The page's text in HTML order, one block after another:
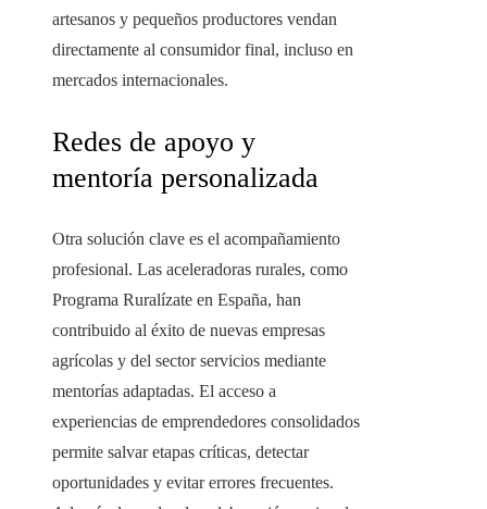
artesanos y pequeños productores vendan
directamente al consumidor final, incluso en
mercados internacionales.
Redes de apoyo y
mentoría personalizada
Otra solución clave es el acompañamiento
profesional. Las aceleradoras rurales, como
Programa Ruralízate en España, han
contribuido al éxito de nuevas empresas
agrícolas y del sector servicios mediante
mentorías adaptadas. El acceso a
experiencias de emprendedores consolidados
permite salvar etapas críticas, detectar
oportunidades y evitar errores frecuentes.